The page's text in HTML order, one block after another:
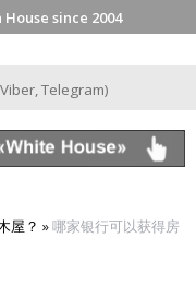
since 2004
Viber,Telegram)
屋？ »哪家银行可以获得房